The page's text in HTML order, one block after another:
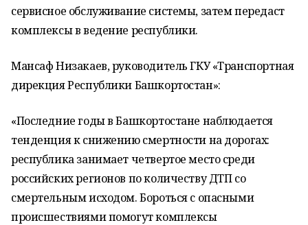
сервисное обслуживание системы, затем передаст
комплексы в ведение республики.
Мансаф Низакаев, руководитель ГКУ «Транспортная
дирекция Республики Башкортостан»:
«Последние годы в Башкортостане наблюдается
тенденция к снижению смертности на дорогах:
республика занимает четвертое место среди
российских регионов по количеству ДТП со
смертельным исходом. Бороться с опасными
происшествиями помогут комплексы